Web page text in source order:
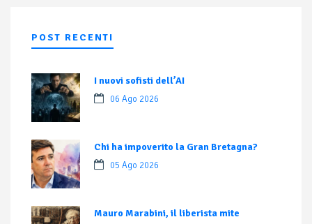
POST RECENTI
I nuovi sofisti dell’AI
06 Ago 2026
Chi ha impoverito la Gran Bretagna?
05 Ago 2026
Mauro Marabini, il liberista mite